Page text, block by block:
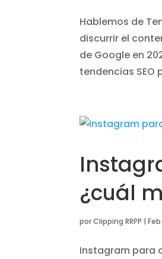
Hablemos de
discurrir el
de Google en
tendencias SEO
¿cuál
porClipping RRPP |
Instagram para